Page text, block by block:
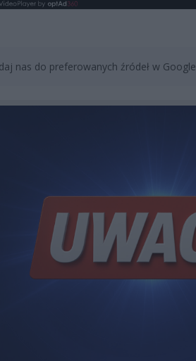
nas do preferowanych źródeł w Google